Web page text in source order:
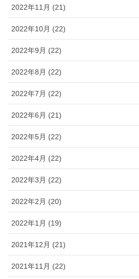
2022年11月 (21)
2022年10月 (22)
2022年9月 (22)
2022年8月 (22)
2022年7月 (22)
2022年6月 (21)
2022年5月 (22)
2022年4月 (22)
2022年3月 (22)
2022年2月 (20)
2022年1月 (19)
2021年12月 (21)
2021年11月 (22)